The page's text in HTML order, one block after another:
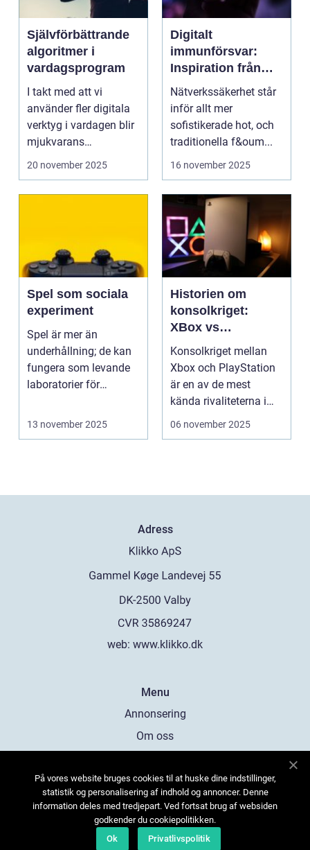
Självförbättrande
algoritmer i
vardagsprogram
I takt med att vi
använder fler digitala
verktyg i vardagen blir
mjukvarans
anpassningsför...
20 november 2025
Digitalt
immunförsvar:
Inspiration från
biologiska system
för att stärka
nätverkssäkerhet
Nätverkssäkerhet står
inför allt mer
sofistikerade hot, och
traditionella f&oum...
16 november 2025
Spel som sociala
experiment
Spel är mer än
underhållning; de kan
fungera som levande
laboratorier för
13 november 2025
Historien om
konsolkriget:
XBox vs
PlayStation
Konsolkriget mellan
Xbox och PlayStation
är en av de mest
kända rivaliteterna i
06 november 2025
Adress
web: www.klikko.dk
Menu
Annonsering
Om oss
Kontakta oss
Sitemap
På vores website bruges cookies til at huske dine indstillinger,
statistik og personalisering af indhold og annoncer. Denne
information deles med tredjepart. Ved fortsat brug af websiden
godkender du cookiepolitikken.
Ok
Privatlivspolitik